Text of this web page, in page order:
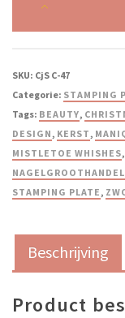
SKU: CjS C-47
Categorie: STAMPING
Tags: BEAUTY,
DESIGN, KERST,
MISTLETOE WHISHES,
NAGELGROOTHANDEL
STAMPING PLATE,
Beschrijving
Product